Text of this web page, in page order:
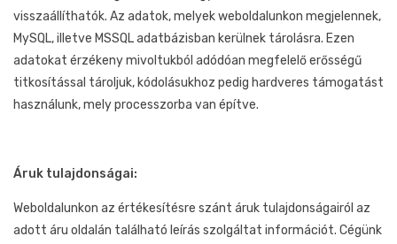
visszaállíthatók. Az adatok, melyek weboldalunkon megjelennek,
MySQL, illetve MSSQL adatbázisban kerülnek tárolásra. Ezen
adatokat érzékeny mivoltukból adódóan megfelelő erősségű
titkosítással tároljuk, kódolásukhoz pedig hardveres támogatást
használunk, mely processzorba van építve.
Áruk tulajdonságai:
Weboldalunkon az értékesítésre szánt áruk tulajdonságairól az
adott áru oldalán található leírás szolgáltat információt. Cégünk